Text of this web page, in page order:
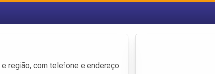
e região, com telefone e endereço